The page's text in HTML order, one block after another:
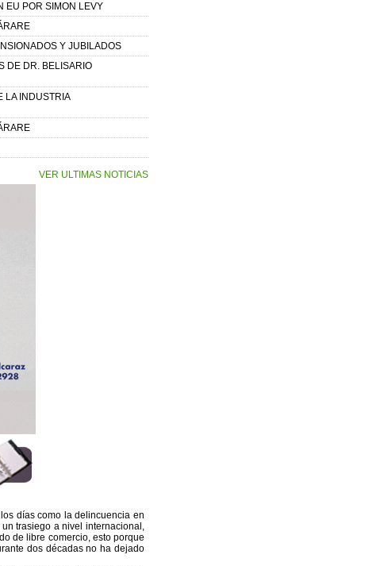
EU POR SIMON LEVY
Y JUBILADOS
DE DR. BELISARIO
LA INDUSTRIA
VER ULTIMAS NOTICIAS
días como la delincuencia en
trasiego a nivel internacional,
de libre comercio, esto porque
dos décadas no ha dejado